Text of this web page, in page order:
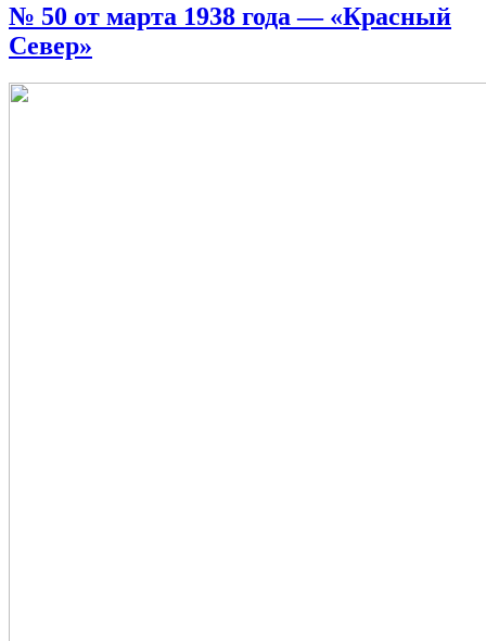
№ 50 от марта 1938 года — «Красный
Север»